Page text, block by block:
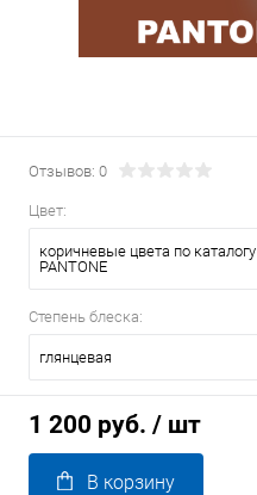
Отзывов: 0
Цвет:
коричневые цвета по каталогу
PANTONE
Степень блеска:
глянцевая
1 200 руб. / шт
В корзину